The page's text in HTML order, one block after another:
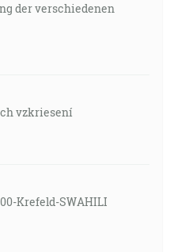
der verschiedenen
vzkriesení
Krefeld-SWAHILI